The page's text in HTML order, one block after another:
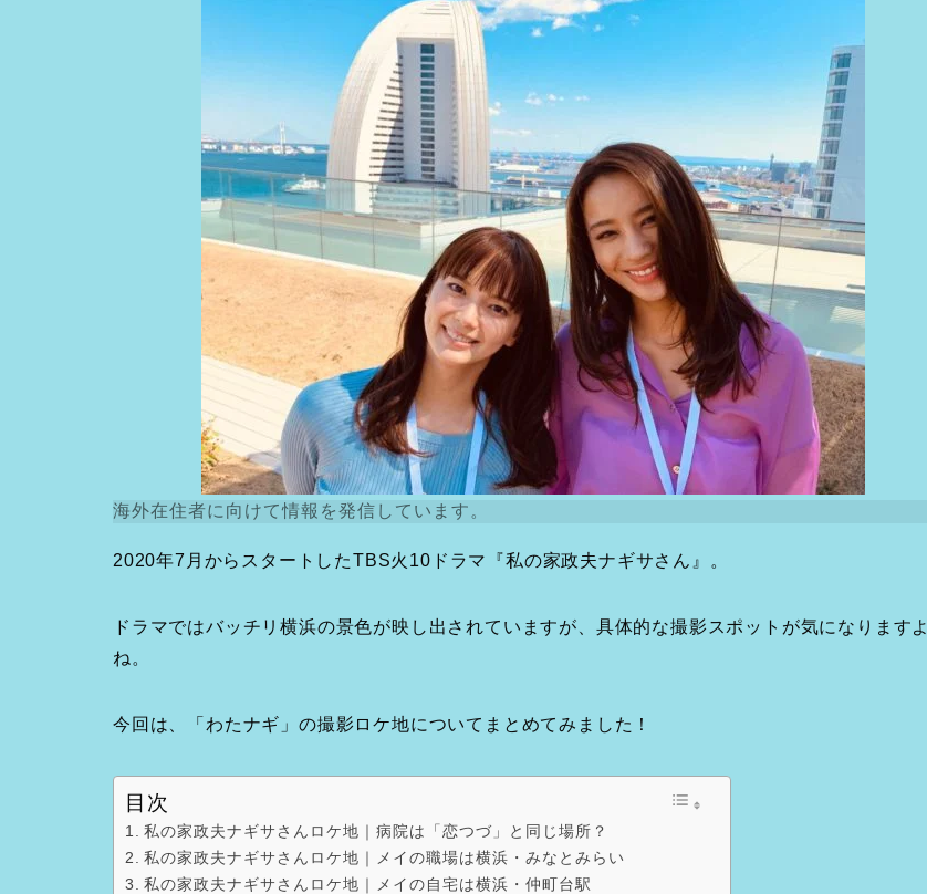
海外在住者に向けて情報を発信しています。
2020年7月からスタートしたTBS火10ドラマ『私の家政夫ナギサさん』。
ドラマではバッチリ横浜の景色が映し出されていますが、具体的な撮影スポットが気になりますよ
ね。
今回は、「わたナギ」の撮影ロケ地についてまとめてみました！
目次
私の家政夫ナギサさんロケ地｜病院は「恋つづ」と同じ場所？
私の家政夫ナギサさんロケ地｜メイの職場は横浜・みなとみらい
私の家政夫ナギサさんロケ地｜メイの自宅は横浜・仲町台駅